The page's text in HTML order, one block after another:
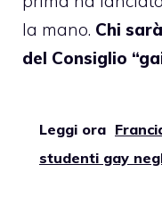
la mano. Chi
del Consiglio
Leggi ora
studenti gay